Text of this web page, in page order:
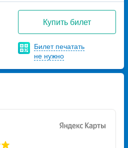
Купить билет
Билет печатать
не нужно